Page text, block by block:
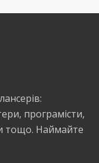
програмісти,
тощо. Наймайте